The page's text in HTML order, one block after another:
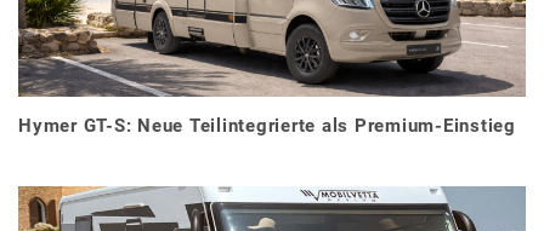
Hymer GT-S: Neue Teilintegrierte als Premium-Einstieg